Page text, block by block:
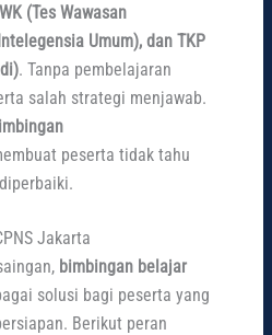
(Tes Wawasan
Umum), dan TKP
. Tanpa pembelajaran
salah strategi menjawab.
peserta tidak tahu
Jakarta
bimbingan belajar
solusi bagi peserta yang
Berikut peran